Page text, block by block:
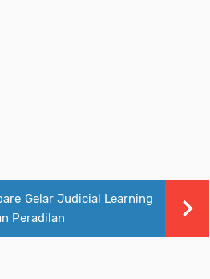
Gelar Judicial Learning
Peradilan